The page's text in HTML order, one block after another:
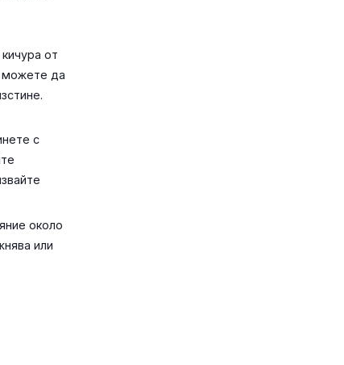
от
можете да
с
около
или